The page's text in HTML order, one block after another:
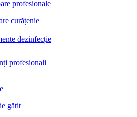
profesionale
curățenie
dezinfecție
profesionali
gătit